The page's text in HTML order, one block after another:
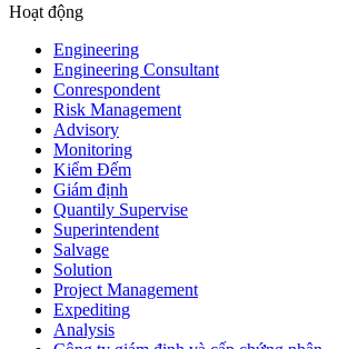
Hoạt động
Engineering
Engineering Consultant
Conrespondent
Risk Management
Advisory
Monitoring
Kiểm Đếm
Giám định
Quantily Supervise
Superintendent
Salvage
Solution
Project Management
Expediting
Analysis